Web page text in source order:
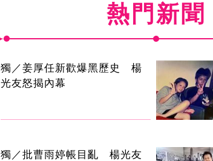
熱門新聞
獨／姜厚任新歡爆黑歷史 楊
光友怒揭內幕
獨／批曹雨婷帳目亂 楊光友